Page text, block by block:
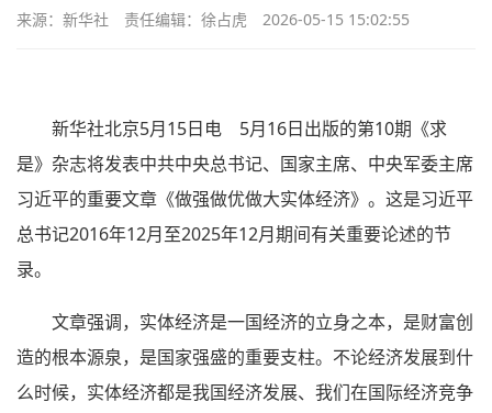
来源：新华社 责任编辑：徐占虎 2026-05-15 15:02:55
新华社北京5月15日电 5月16日出版的第10期《求
是》杂志将发表中共中央总书记、国家主席、中央军委主席
习近平的重要文章《做强做优做大实体经济》。这是习近平
总书记2016年12月至2025年12月期间有关重要论述的节
录。
文章强调，实体经济是一国经济的立身之本，是财富创
造的根本源泉，是国家强盛的重要支柱。不论经济发展到什
么时候，实体经济都是我国经济发展、我们在国际经济竞争